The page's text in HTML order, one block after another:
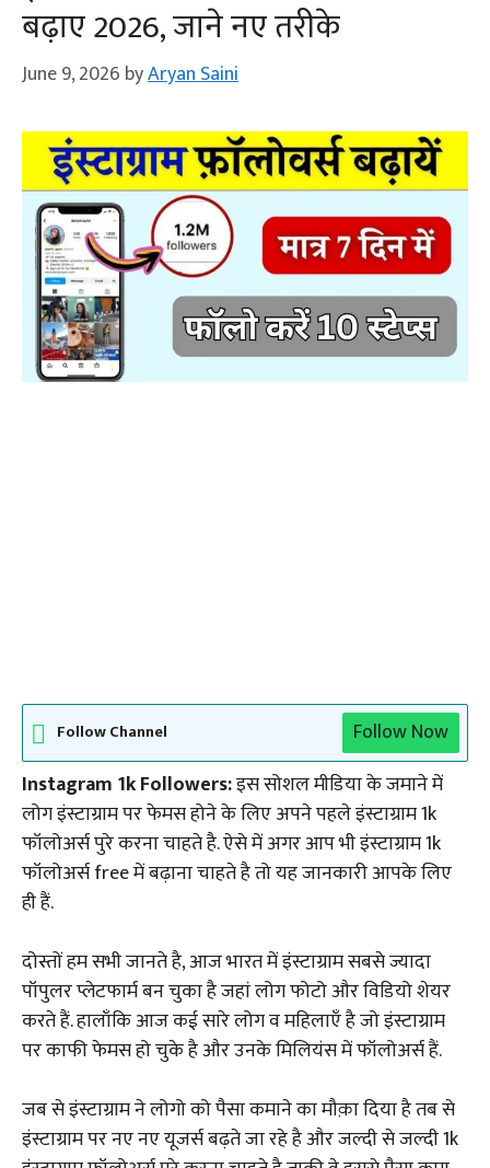
बढ़ाए 2026, जाने नए तरीके
June 9, 2026 byAryan Saini
Follow Channel
Follow Now
Instagram 1k Followers:इस सोशल मीडिया के जमाने में
लोग इंस्टाग्राम पर फेमस होने के लिए अपने पहले इंस्टाग्राम 1k
फॉलोअर्स पुरे करना चाहते है. ऐसे में अगर आप भी इंस्टाग्राम 1k
फॉलोअर्स free में बढ़ाना चाहते है तो यह जानकारी आपके लिए
ही हैं.
दोस्तों हम सभी जानते है, आज भारत में इंस्टाग्राम सबसे ज्यादा
पॉपुलर प्लेटफार्म बन चुका है जहां लोग फोटो और विडियो शेयर
करते हैं. हालाँकि आज कई सारे लोग व महिलाएँ है जो इंस्टाग्राम
पर काफी फेमस हो चुके है और उनके मिलियंस में फॉलोअर्स हैं.
जब से इंस्टाग्राम ने लोगो को पैसा कमाने का मौक़ा दिया है तब से
इंस्टाग्राम पर नए नए यूजर्स बढ़ते जा रहे है और जल्दी से जल्दी 1k